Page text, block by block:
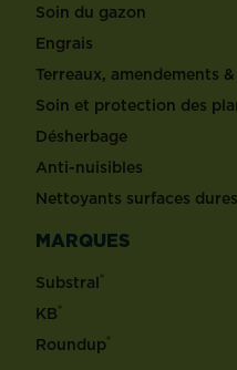
Soin du gazon
Engrais
Terreaux, amendements
Soin et protection des
Désherbage
Anti-nuisibles
Nettoyants surfaces dures
MARQUES
Substral®
KB®
Roundup®